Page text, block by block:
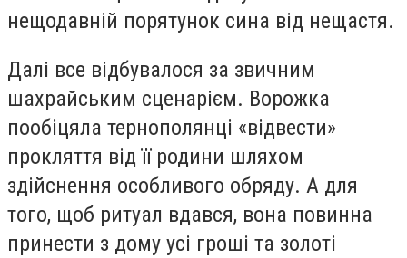
нещодавній порятунок сина від нещастя.
Далі все відбувалося за звичним
шахрайським сценарієм. Ворожка
пообіцяла тернополянці «відвести»
прокляття від її родини шляхом
здійснення особливого обряду. А для
того, щоб ритуал вдався, вона повинна
принести з дому усі гроші та золоті